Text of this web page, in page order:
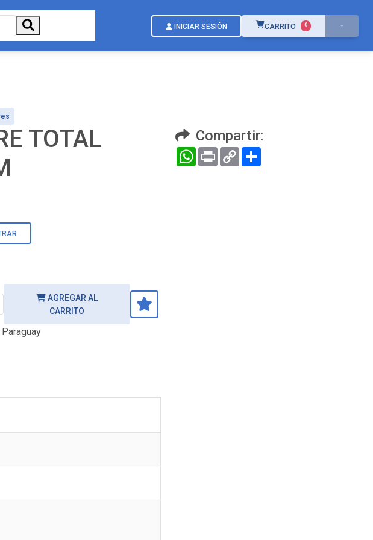
INICIAR SESIÓN CARRITO 0ÍTEMS EN EL CARRITO
TOTAL
AGREGAR AL
CARRITO
Compartir:
WhatsApp
Print Copy
Link